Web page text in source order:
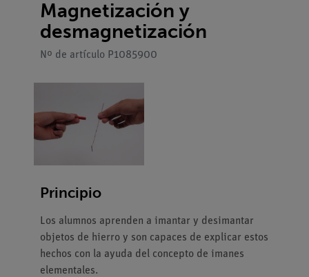
Magnetización y
desmagnetización
Nº de artículo P1085900
Principio
Los alumnos aprenden a imantar y desimantar
objetos de hierro y son capaces de explicar estos
hechos con la ayuda del concepto de imanes
elementales.